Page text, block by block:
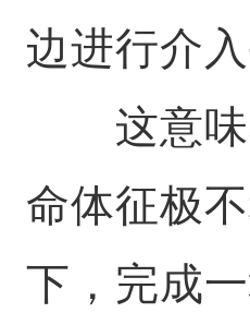
边进行介
这意味
命体征极
下，完成